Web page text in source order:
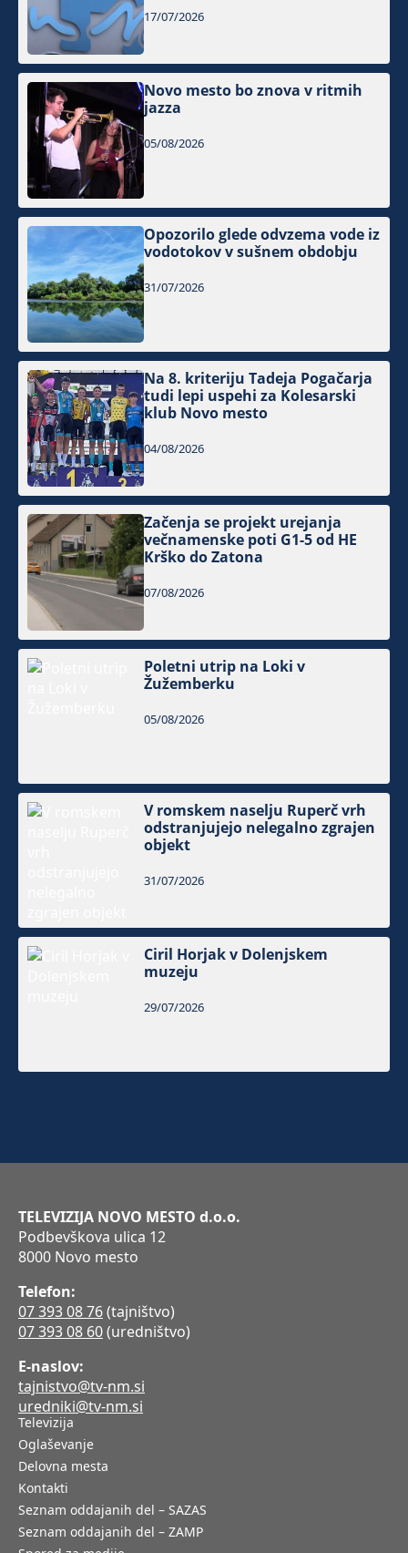
17/07/2026
Novo mesto bo znova v ritmih
jazza
05/08/2026
Opozorilo glede odvzema vode iz
vodotokov v sušnem obdobju
31/07/2026
Na 8. kriteriju Tadeja Pogačarja
tudi lepi uspehi za Kolesarski
klub Novo mesto
04/08/2026
Začenja se projekt urejanja
večnamenske poti G1-5 od HE
Krško do Zatona
07/08/2026
Poletni utrip na Loki v
Žužemberku
05/08/2026
V romskem naselju Ruperč vrh
odstranjujejo nelegalno zgrajen
objekt
31/07/2026
Ciril Horjak v Dolenjskem
muzeju
29/07/2026
TELEVIZIJA NOVO MESTO d.o.o.
Podbevškova ulica 12
8000 Novo mesto
Telefon:
07 393 08 76(tajništvo)
07 393 08 60(uredništvo)
E-naslov:
tajnistvo@tv-nm.si
uredniki@tv-nm.si
Televizija
Oglaševanje
Delovna mesta
Kontakti
Seznam oddajanih del – SAZAS
Seznam oddajanih del – ZAMP